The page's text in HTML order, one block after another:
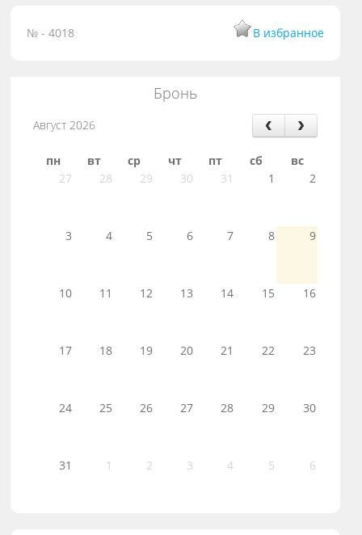
№ - 4018 В избранное
Бронь
Август 2026
пн вт ср чт пт сб
вс
27
28 29 30 31 1 2
3 4 5 6 7 8 9
10 11 12 13 14 15 16
17 18 19 20 21 22 23
24 25 26 27 28 29 30
31 1 2 3 4 5 6